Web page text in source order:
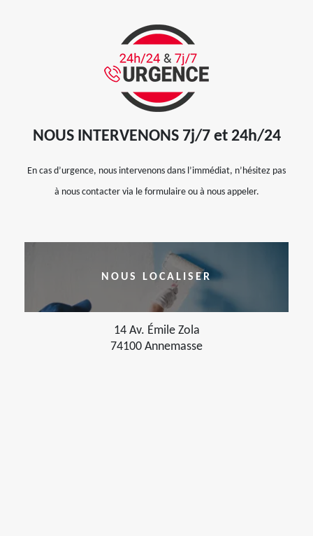
NOUS INTERVENONS 7j/7 et 24h/24
En cas d’urgence, nous intervenons dans l’immédiat, n’hésitez pas
à nous contacter via le formulaire ou à nous appeler.
NOUS LOCALISER
14 Av. Émile Zola
74100 Annemasse